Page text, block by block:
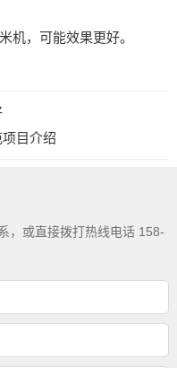
机，可能效果更好。
目介绍
，或直接拨打热线电话 158-